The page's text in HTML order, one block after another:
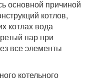
основной причиной
котлов,
котлах вода
пар при
все элементы
котельного